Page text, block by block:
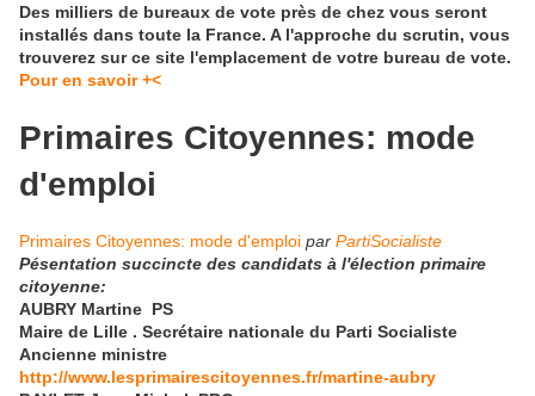
Des milliers de bureaux de vote près de chez vous seront
installés dans toute la France. A l'approche du scrutin, vous
trouverez sur ce site l'emplacement de votre bureau de vote.
Pour en savoir +<
Primaires Citoyennes: mode
d'emploi
Primaires Citoyennes: mode d'emploi par PartiSocialiste
Pésentation succincte des candidats à l'élection primaire
citoyenne:
AUBRY Martine PS
Maire de Lille . Secrétaire nationale du Parti Socialiste
Ancienne ministre
http://www.lesprimairescitoyennes.fr/martine-aubry